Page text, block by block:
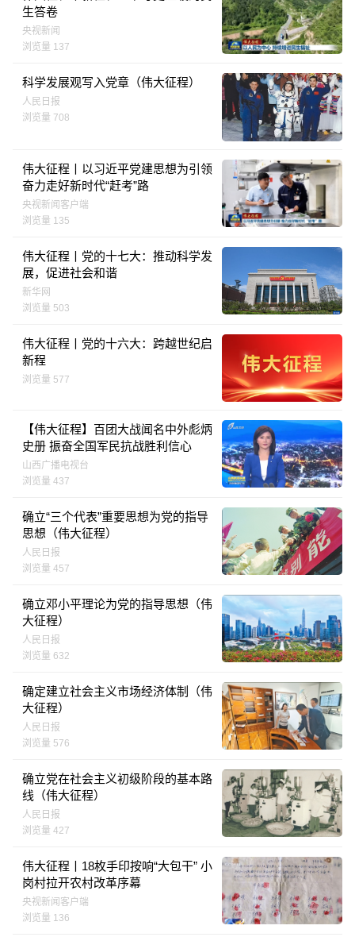
生答卷
央视新闻
浏览量 137
科学发展观写入党章（伟大征程）
人民日报
浏览量 708
伟大征程丨以习近平党建思想为引领
奋力走好新时代“赶考”路
央视新闻客户端
浏览量 135
伟大征程丨党的十七大：推动科学发
展，促进社会和谐
新华网
浏览量 503
伟大征程丨党的十六大：跨越世纪启
新程
浏览量 577
【伟大征程】百团大战闻名中外彪炳
史册 振奋全国军民抗战胜利信心
山西广播电视台
浏览量 437
确立“三个代表”重要思想为党的指导
思想（伟大征程）
人民日报
浏览量 457
确立邓小平理论为党的指导思想（伟
大征程）
人民日报
浏览量 632
确定建立社会主义市场经济体制（伟
大征程）
人民日报
浏览量 576
确立党在社会主义初级阶段的基本路
线（伟大征程）
人民日报
浏览量 427
伟大征程丨18枚手印按响“大包干” 小
岗村拉开农村改革序幕
央视新闻客户端
浏览量 136